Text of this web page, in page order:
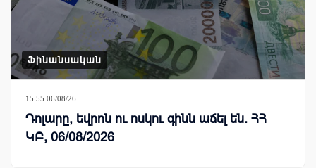
Ֆինանսական
15:55 06/08/26
Դոլարը, եվրոն ու ոսկու գինն աճել են. ՀՀ
ԿԲ, 06/08/2026